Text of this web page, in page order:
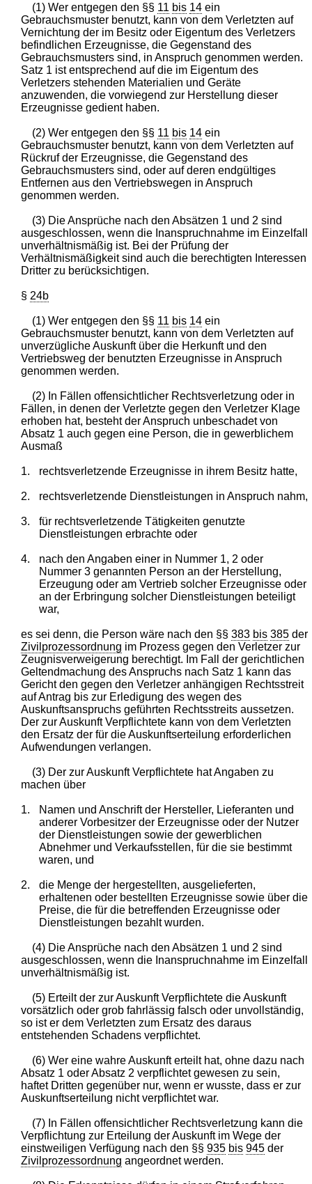
(1) Wer entgegen den §§ 11 bis 14 ein
Gebrauchsmuster benutzt, kann von dem Verletzten auf
Vernichtung der im Besitz oder Eigentum des Verletzers
befindlichen Erzeugnisse, die Gegenstand des
Gebrauchsmusters sind, in Anspruch genommen werden.
Satz 1 ist entsprechend auf die im Eigentum des
Verletzers stehenden Materialien und Geräte
anzuwenden, die vorwiegend zur Herstellung dieser
Erzeugnisse gedient haben.
(2) Wer entgegen den §§ 11 bis 14 ein
Gebrauchsmuster benutzt, kann von dem Verletzten auf
Rückruf der Erzeugnisse, die Gegenstand des
Gebrauchsmusters sind, oder auf deren endgültiges
Entfernen aus den Vertriebswegen in Anspruch
genommen werden.
(3) Die Ansprüche nach den Absätzen 1 und 2 sind
ausgeschlossen, wenn die Inanspruchnahme im Einzelfall
unverhältnismäßig ist. Bei der Prüfung der
Verhältnismäßigkeit sind auch die berechtigten Interessen
Dritter zu berücksichtigen.
§ 24b
(1) Wer entgegen den §§ 11 bis 14 ein
Gebrauchsmuster benutzt, kann von dem Verletzten auf
unverzügliche Auskunft über die Herkunft und den
Vertriebsweg der benutzten Erzeugnisse in Anspruch
genommen werden.
(2) In Fällen offensichtlicher Rechtsverletzung oder in
Fällen, in denen der Verletzte gegen den Verletzer Klage
erhoben hat, besteht der Anspruch unbeschadet von
Absatz 1 auch gegen eine Person, die in gewerblichem
Ausmaß
1. rechtsverletzende Erzeugnisse in ihrem Besitz hatte,
2. rechtsverletzende Dienstleistungen in Anspruch nahm,
3.
für rechtsverletzende Tätigkeiten genutzte
Dienstleistungen erbrachte oder
4.
nach den Angaben einer in Nummer 1, 2 oder
Nummer 3 genannten Person an der Herstellung,
Erzeugung oder am Vertrieb solcher Erzeugnisse oder
an der Erbringung solcher Dienstleistungen beteiligt
war,
es sei denn, die Person wäre nach den §§383 bis 385 der
Zivilprozessordnung im Prozess gegen den Verletzer zur
Zeugnisverweigerung berechtigt. Im Fall der gerichtlichen
Geltendmachung des Anspruchs nach Satz 1 kann das
Gericht den gegen den Verletzer anhängigen Rechtsstreit
auf Antrag bis zur Erledigung des wegen des
Auskunftsanspruchs geführten Rechtsstreits aussetzen.
Der zur Auskunft Verpflichtete kann von dem Verletzten
den Ersatz der für die Auskunftserteilung erforderlichen
Aufwendungen verlangen.
(3) Der zur Auskunft Verpflichtete hat Angaben zu
machen über
1.
Namen und Anschrift der Hersteller, Lieferanten und
anderer Vorbesitzer der Erzeugnisse oder der Nutzer
der Dienstleistungen sowie der gewerblichen
Abnehmer und Verkaufsstellen, für die sie bestimmt
waren, und
2.
die Menge der hergestellten, ausgelieferten,
erhaltenen oder bestellten Erzeugnisse sowie über die
Preise, die für die betreffenden Erzeugnisse oder
Dienstleistungen bezahlt wurden.
(4) Die Ansprüche nach den Absätzen 1 und 2 sind
ausgeschlossen, wenn die Inanspruchnahme im Einzelfall
unverhältnismäßig ist.
(5) Erteilt der zur Auskunft Verpflichtete die Auskunft
vorsätzlich oder grob fahrlässig falsch oder unvollständig,
so ist er dem Verletzten zum Ersatz des daraus
entstehenden Schadens verpflichtet.
(6) Wer eine wahre Auskunft erteilt hat, ohne dazu nach
Absatz 1 oder Absatz 2 verpflichtet gewesen zu sein,
haftet Dritten gegenüber nur, wenn er wusste, dass er zur
Auskunftserteilung nicht verpflichtet war.
(7) In Fällen offensichtlicher Rechtsverletzung kann die
Verpflichtung zur Erteilung der Auskunft im Wege der
einstweiligen Verfügung nach den §§935 bis 945 der
Zivilprozessordnung angeordnet werden.